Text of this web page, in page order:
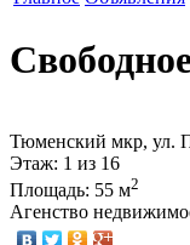
Тюменский мкр, ул.
Этаж: 1 из 16
Площадь: 55 м2
Агенство